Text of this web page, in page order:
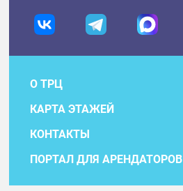
О ТРЦ
КАРТА ЭТАЖЕЙ
КОНТАКТЫ
ПОРТАЛ ДЛЯ АРЕНДАТОРОВ